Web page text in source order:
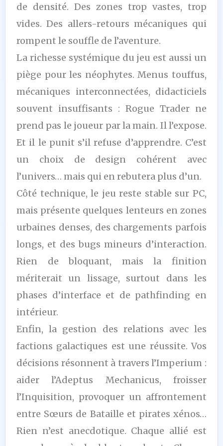
de densité. Des zones trop vastes, trop
vides. Des allers-retours mécaniques qui
rompent le souffle de l’aventure.
La richesse systémique du jeu est aussi un
piège pour les néophytes. Menus touffus,
mécaniques interconnectées, didacticiels
souvent insuffisants : Rogue Trader ne
prend pas le joueur par la main. Il l’expose.
Et il le punit s’il refuse d’apprendre. C’est
un choix de design cohérent avec
l’univers… mais qui en rebutera plus d’un.
Côté technique, le jeu reste stable sur PC,
mais présente quelques lenteurs en zones
urbaines denses, des chargements parfois
longs, et des bugs mineurs d’interaction.
Rien de bloquant, mais la finition
mériterait un lissage, surtout dans les
phases d’interface et de pathfinding en
intérieur.
Enfin, la gestion des relations avec les
factions galactiques est une réussite. Vos
décisions résonnent à travers l’Imperium :
aider l’Adeptus Mechanicus, froisser
l’Inquisition, provoquer un affrontement
entre Sœurs de Bataille et pirates xénos…
Rien n’est anecdotique. Chaque allié est